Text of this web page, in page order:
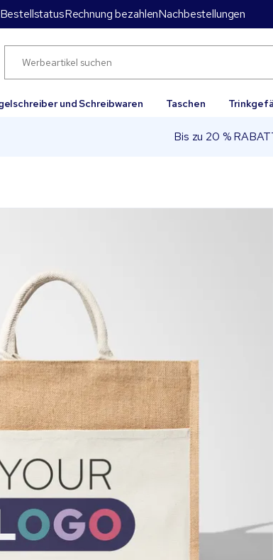
BestellstatusRechnung bezahlenNachbestellungen
und Schreibwaren Taschen
Bis zu 20 %